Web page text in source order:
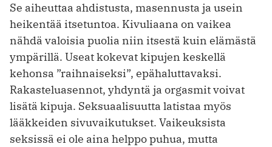
Se aiheuttaa ahdistusta, masennusta ja usein
heikentää itsetuntoa. Kivuliaana on vaikea
nähdä valoisia puolia niin itsestä kuin elämästä
ympärillä. Useat kokevat kipujen keskellä
kehonsa ”raihnaiseksi”, epähaluttavaksi.
Rakasteluasennot, yhdyntä ja orgasmit voivat
lisätä kipuja. Seksuaalisuutta latistaa myös
lääkkeiden sivuvaikutukset. Vaikeuksista
seksissä ei ole aina helppo puhua, mutta